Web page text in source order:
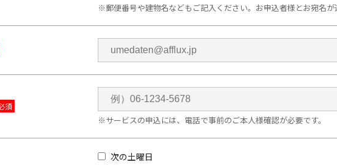
※郵便番号や建物名などもご記入ください。お申込者様とお宛名
※サービスの申込には、電話で事前のご本人様確認が必要です。
次の土曜日